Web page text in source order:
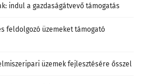
indul a gazdaságátvevő támogatás
feldolgozó üzemeket támogató
üzemek fejlesztésére ősszel